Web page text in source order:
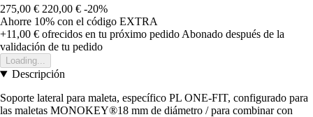
275,00 € 220,00 € -20%
Ahorre 10% con el código EXTRA
+11,00 € ofrecidos en tu próximo pedido Abonado después de la
validación de tu pedido
Loading...
Descripción
Soporte lateral para maleta, específico PL ONE-FIT, configurado para
las maletas MONOKEY®18 mm de diámetro / para combinar con